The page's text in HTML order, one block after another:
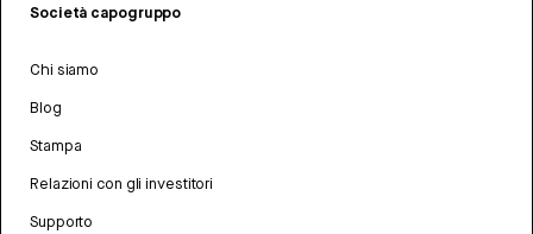
Società capogruppo
Chi siamo
Blog
Stampa
Relazioni con gli investitori
Supporto